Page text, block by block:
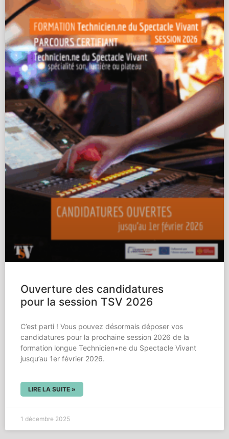
Ouverture des candidatures
pour la session TSV 2026
C’est parti ! Vous pouvez désormais déposer vos
candidatures pour la prochaine session 2026 de la
formation longue Technicien•ne du Spectacle Vivant
jusqu’au 1er février 2026.
LIRE LA SUITE »
1 décembre 2025